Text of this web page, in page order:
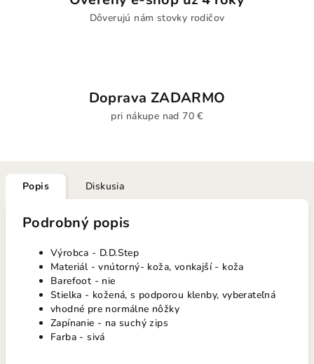
Dôverujú nám stovky rodičov
Doprava ZADARMO
pri nákupe nad 70 €
Popis Diskusia
Podrobný popis
Výrobca - D.D.Step
Materiál - vnútorný- koža, vonkajší - koža
Barefoot - nie
Stielka - kožená, s podporou klenby, vyberateľná
vhodné pre normálne nôžky
Zapínanie - na suchý zips
Farba - sivá